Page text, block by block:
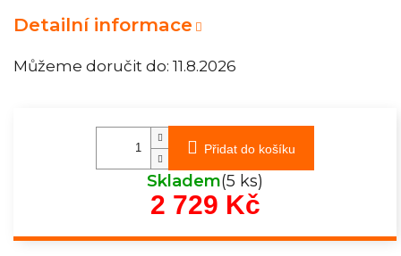
Můžeme doručit do: 11.8.2026
Detailní informace
Přidat do košíku
Skladem(5 ks)
2 729 KčMěrná